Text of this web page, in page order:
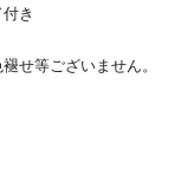
き
せ等ございません。